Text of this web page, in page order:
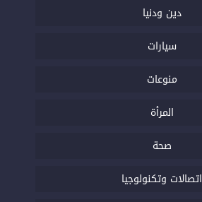
دين ودنيا
سيارات
منوعات
المرأة
صحة
اتصالات وتكنولوجيا